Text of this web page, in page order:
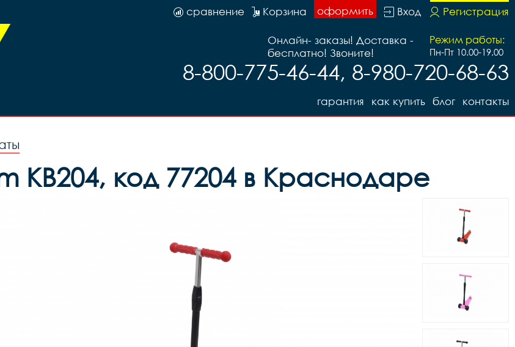
WZ-201 32H
Регистрация
Вход
оформить
Корзина
сравнение
Режим работы:
Пн-Пт 10.00-19.00
Онлайн- заказы! Доставка -
бесплатно! Звоните!
8-800-775-46-44, 8-980-720-68-63
контакты
блог
как купить
гарантия
KB204, код 77204 в Краснодаре